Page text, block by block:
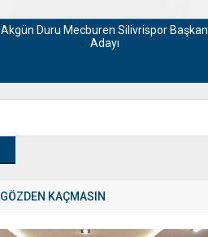
Akgün Duru Mecburen Silivrispor Başkan
Adayı
GÖZDEN KAÇMASIN